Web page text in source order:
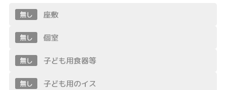
無し 座敷
無し 個室
無し 子ども用食器等
無し 子ども用のイス